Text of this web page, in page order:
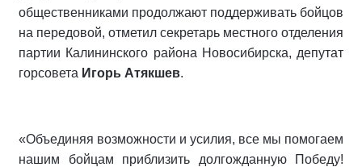
общественниками продолжают поддерживать бойцов
на передовой, отметил секретарь местного отделения
партии Калининского района Новосибирска, депутат
горсовета Игорь Атякшев.
«Объединяя возможности и усилия, все мы помогаем
нашим бойцам приблизить долгожданную Победу!